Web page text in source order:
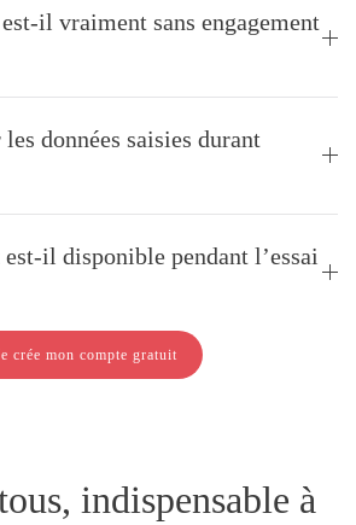
il vraiment sans engagement
données saisies durant
il disponible pendant l’essai
crée mon compte gratuit
indispensable à